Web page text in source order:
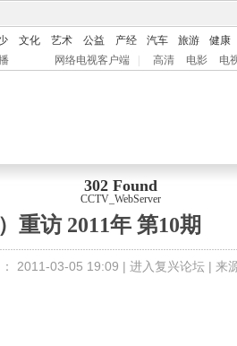
文化 艺术 公益 产经 汽车 旅游 健康
网络电视客户端 高清 电影 电
302 Found
CCTV_WebServer
重访 2011年 第10期
2011-03-05 19:09 | 进入复兴论坛 | 来